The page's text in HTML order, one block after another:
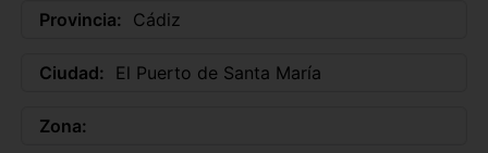
Provincia: Cádiz
Ciudad: El Puerto de Santa María
Zona: